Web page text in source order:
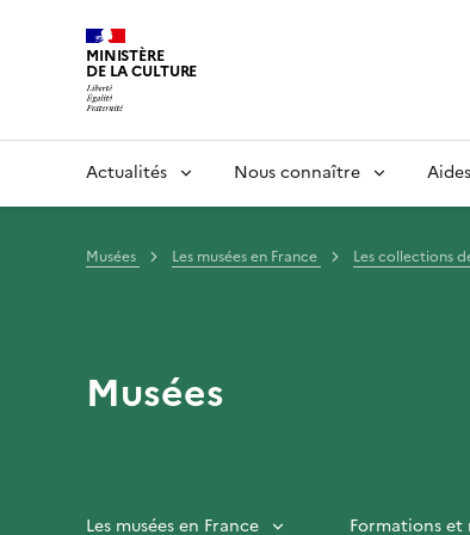
MINISTÈRE
DE LA CULTURE
Actualités Nous connaître
Musées Les musées en France Les collections
Musées
Les musées en France Formations et